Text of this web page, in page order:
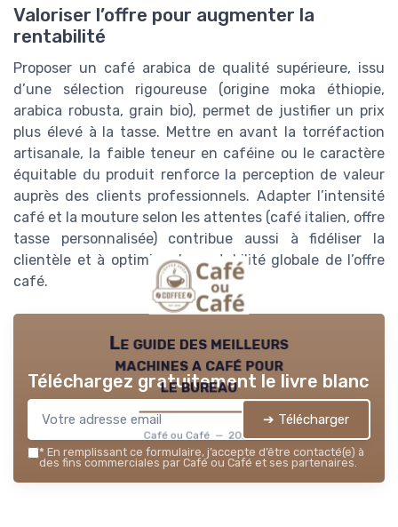
Valoriser l’offre pour augmenter la
rentabilité
Proposer un café arabica de qualité supérieure, issu
d’une sélection rigoureuse (origine moka éthiopie,
arabica robusta, grain bio), permet de justifier un prix
plus élevé à la tasse. Mettre en avant la torréfaction
artisanale, la faible teneur en caféine ou le caractère
équitable du produit renforce la perception de valeur
auprès des clients professionnels. Adapter l’intensité
café et la mouture selon les attentes (café italien, offre
tasse personnalisée) contribue aussi à fidéliser la
clientèle et à optimiser la rentabilité globale de l’offre
café.
Le guide des meilleurs
machines a café pour
le bureau
Café ou Café — 2026
Téléchargez gratuitement le livre blanc
➔ Télécharger
* En remplissant ce formulaire, j’accepte d’être contacté(e) à
des fins commerciales par Café ou Café et ses partenaires.